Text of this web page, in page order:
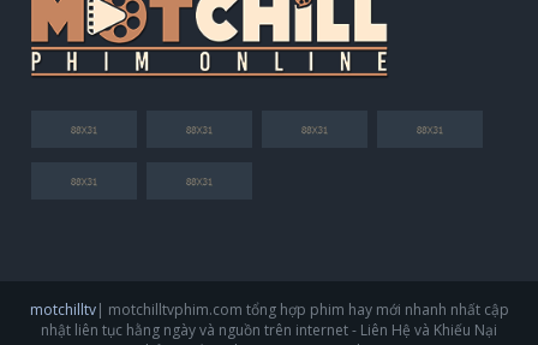
motchilltv| motchilltvphim.com tổng hợp phim hay mới nhanh nhất cập
nhật liên tục hằng ngày và nguồn trên internet - Liên Hệ và Khiếu Nại